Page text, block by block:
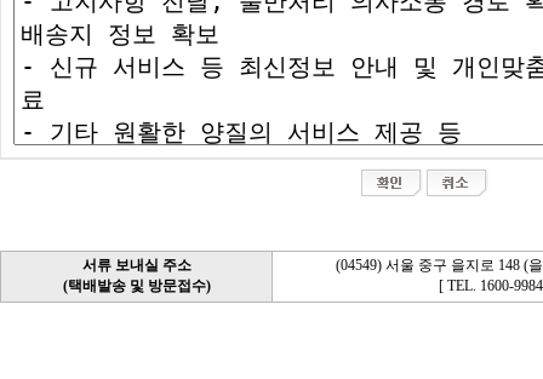
서류 보내실 주소
(택배발송 및 방문접수)
(04549) 서울 중구 을지로 148 (
[ TEL. 1600-